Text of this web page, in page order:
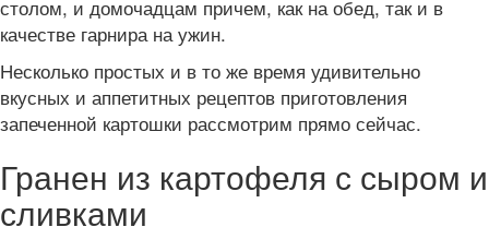
столом, и домочадцам причем, как на обед, так и в
качестве гарнира на ужин.
Несколько простых и в то же время удивительно
вкусных и аппетитных рецептов приготовления
запеченной картошки рассмотрим прямо сейчас.
Гранен из картофеля с сыром и
сливками